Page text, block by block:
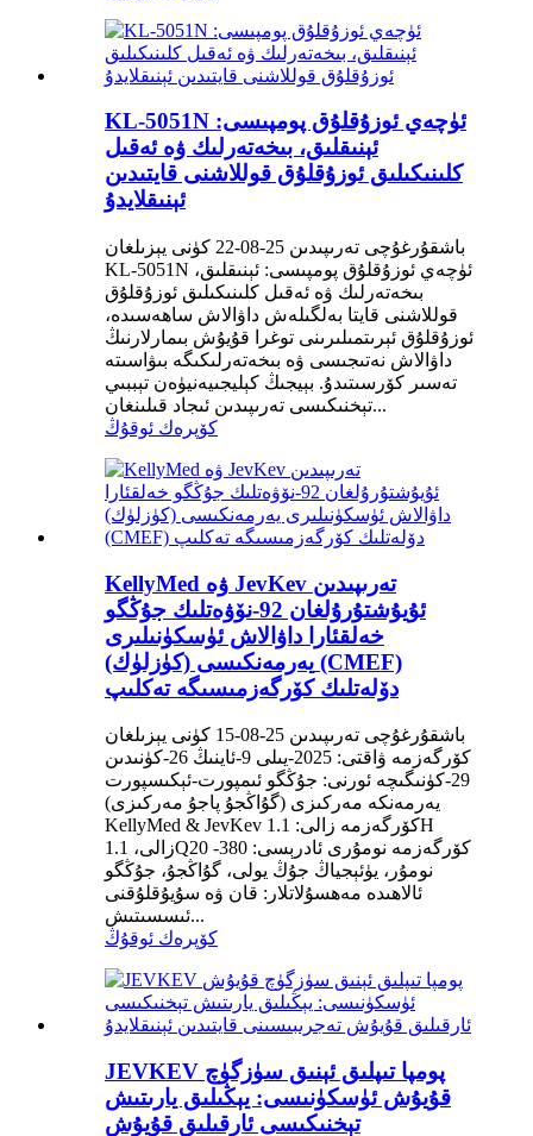
KL-5051N ئۈچەي ئوزۇقلۇق پومپىسى:
ئېنىقلىق، بىخەتەرلىك ۋە ئەقىل
كلىنىكىلىق ئوزۇقلۇق قوللاشنى قايتىدىن
ئېنىقلايدۇ
باشقۇرغۇچى تەرىپىدىن 25-08-22 كۈنى يېزىلغان
KL-5051N ئۈچەي ئوزۇقلۇق پومپىسى: ئېنىقلىق،
بىخەتەرلىك ۋە ئەقىل كلىنىكىلىق ئوزۇقلۇق
قوللاشنى قايتا بەلگىلەش داۋالاش ساھەسىدە،
ئوزۇقلۇق ئېرىتمىلىرىنى توغرا قۇيۇش بىمارلارنىڭ
داۋالاش نەتىجىسى ۋە بىخەتەرلىكىگە بىۋاسىتە
تەسىر كۆرسىتىدۇ. بېيجىڭ كېليجىيەنيۈەن تېببىي
تېخنىكىسى تەرىپىدىن ئىجاد قىلىنغان...
كۆپرەك ئوقۇڭ
KellyMed ۋە JevKev تەرىپىدىن
ئۇيۇشتۇرۇلغان 92-نۆۋەتلىك جۇڭگو
خەلقئارا داۋالاش ئۈسكۈنىلىرى
يەرمەنكىسى (كۈزلۈك) (CMEF)
دۆلەتلىك كۆرگەزمىسىگە تەكلىپ
باشقۇرغۇچى تەرىپىدىن 25-08-15 كۈنى يېزىلغان
كۆرگەزمە ۋاقتى: 2025-يىلى 9-ئاينىڭ 26-كۈنىدىن
29-كۈنىگىچە ئورنى: جۇڭگو ئىمپورت-ئېكىسپورت
يەرمەنكە مەركىزى (گۇاڭجۇ پاجۇ مەركىزى)
KellyMed & JevKev كۆرگەزمە زالى: 1.1H
زالى، 1.1Q20 كۆرگەزمە نومۇرى ئادرېسى: 380-
نومۇر، يۈئېجياڭ جۇڭ يولى، گۇاڭجۇ، جۇڭگو
ئالاھىدە مەھسۇلاتلار: قان ۋە سۇيۇقلۇقنى
ئىسسىتىش...
كۆپرەك ئوقۇڭ
JEVKEV پومپا تىپلىق ئېنىق سۈزگۈچ
قۇيۇش ئۈسكۈنىسى: يېڭىلىق يارىتىش
تېخنىكىسى ئارقىلىق قۇيۇش